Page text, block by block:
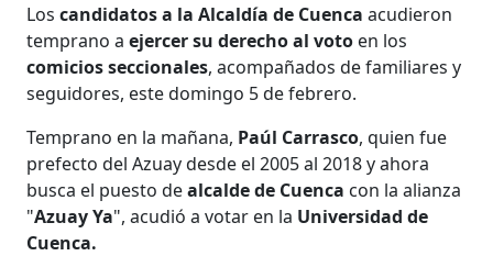
Loscandidatos a la Alcaldía de Cuenca acudieron
temprano aejercer su derecho al voto en los
comicios seccionales, acompañados de familiares y
seguidores, este domingo 5 de febrero.
Temprano en la mañana, Paúl Carrasco, quien fue
prefecto del Azuay desde el 2005 al 2018 y ahora
busca el puesto dealcalde de Cuenca con la alianza
"Azuay Ya", acudió a votar en la Universidad de
Cuenca.